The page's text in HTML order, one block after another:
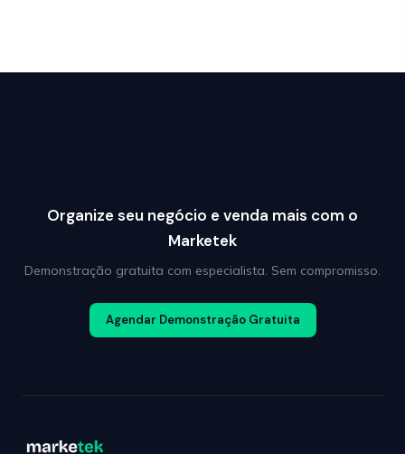
Organize seu negócio e venda mais com o
Marketek
Demonstração gratuita com especialista. Sem compromisso.
Agendar Demonstração Gratuita